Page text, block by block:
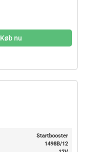
Køb nu
Startbooster
1498B/12